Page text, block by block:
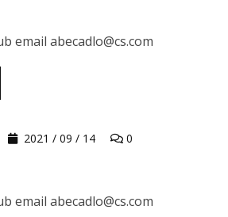
email abecadlo@cs.com
2021 / 09 / 14 0
email abecadlo@cs.com